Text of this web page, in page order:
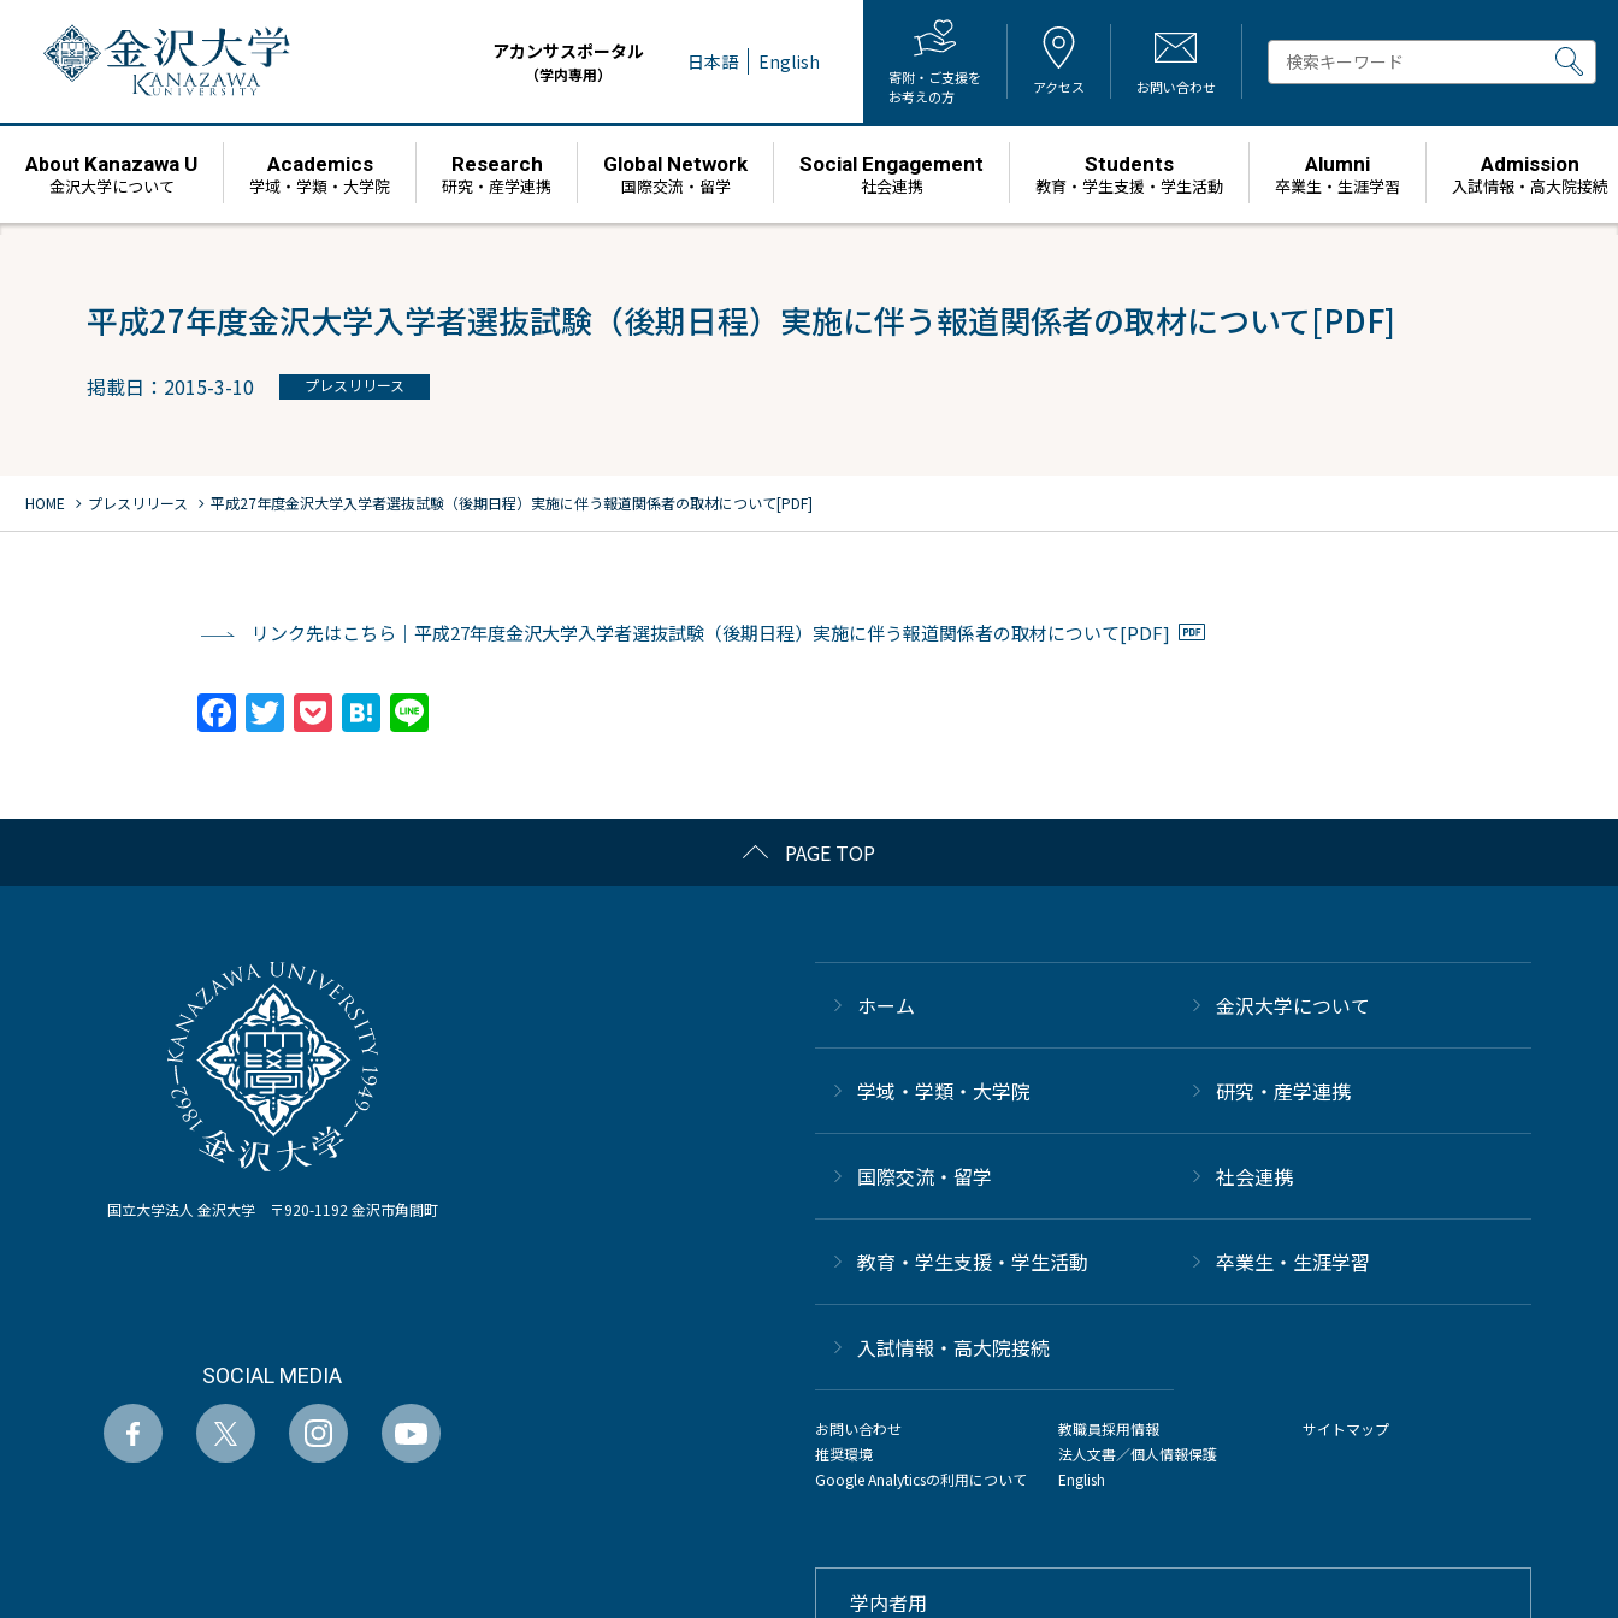
アカンサスポータル
（学内専用） 日本語 English
寄附・ご支援を
お考えの方
アクセス お問い合わせ
About Kanazawa U
金沢大学について
Academics
学域・学類・大学院
Research
研究・産学連携
Global Network
国際交流・留学
Social Engagement
社会連携
Students
教育・学生支援・学生活動
Alumni
卒業生・生涯学習
Admission
⼊試情報・高大院接続
平成27年度金沢大学入学者選抜試験（後期日程）実施に伴う報道関係者の取材について[PDF]
掲載日：2015-3-10 プレスリリース
HOME chevron_right プレスリリース chevron_right 平成27年度金沢大学入学者選抜試験（後期日程）実施に伴う報道関係者の取材について[PDF]
リンク先はこちら｜平成27年度金沢大学入学者選抜試験（後期日程）実施に伴う報道関係者の取材について[PDF]
Facebook
Twitter
PocketHatena
PAGE TOP
国立大学法人 金沢大学 〒920-1192 金沢市角間町
SOCIAL MEDIA
ホーム 金沢大学について
学域・学類・大学院 研究・産学連携
国際交流・留学 社会連携
教育・学生支援・学生活動 卒業生・生涯学習
⼊試情報・高大院接続
お問い合わせ
推奨環境
Google Analyticsの利用について
教職員採用情報
法人文書／個人情報保護
English
サイトマップ
学内者用